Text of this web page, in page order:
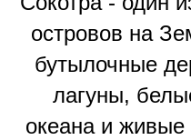
островов на
бутылочные
лагуны,
океана и